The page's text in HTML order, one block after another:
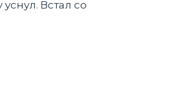
Встал со